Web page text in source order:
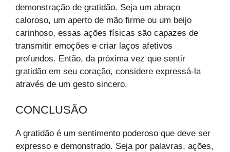
demonstração de gratidão. Seja um abraço
caloroso, um aperto de mão firme ou um beijo
carinhoso, essas ações físicas são capazes de
transmitir emoções e criar laços afetivos
profundos. Então, da próxima vez que sentir
gratidão em seu coração, considere expressá-la
através de um gesto sincero.
CONCLUSÃO
A gratidão é um sentimento poderoso que deve ser
expresso e demonstrado. Seja por palavras, ações,